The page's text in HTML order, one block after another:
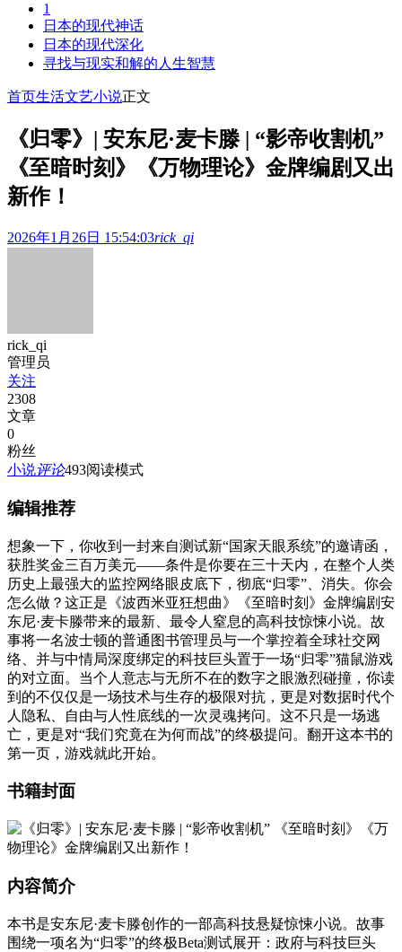
1
日本的现代神话
日本的现代深化
寻找与现实和解的人生智慧
首页生活文艺小说正文
《归零》| 安东尼·麦卡滕 | “影帝收割机”
《至暗时刻》《万物理论》金牌编剧又出
新作！
2026年1月26日 15:54:03rick_qi
rick_qi
管理员
关注
2308
文章
0
粉丝
小说评论493阅读模式
编辑推荐
想象一下，你收到一封来自测试新“国家天眼系统”的邀请函，
获胜奖金三百万美元——条件是你要在三十天内，在整个人类
历史上最强大的监控网络眼皮底下，彻底“归零”、消失。你会
怎么做？这正是《波西米亚狂想曲》《至暗时刻》金牌编剧安
东尼·麦卡滕带来的最新、最令人窒息的高科技惊悚小说。故
事将一名波士顿的普通图书管理员与一个掌控着全球社交网
络、并与中情局深度绑定的科技巨头置于一场“归零”猫鼠游戏
的对立面。当个人意志与无所不在的数字之眼激烈碰撞，你读
到的不仅仅是一场技术与生存的极限对抗，更是对数据时代个
人隐私、自由与人性底线的一次灵魂拷问。这不只是一场逃
亡，更是对“我们究竟在为何而战”的终极提问。翻开这本书的
第一页，游戏就此开始。
书籍封面
内容简介
本书是安东尼·麦卡滕创作的一部高科技悬疑惊悚小说。故事
围绕一项名为“归零”的终极Beta测试展开：政府与科技巨头